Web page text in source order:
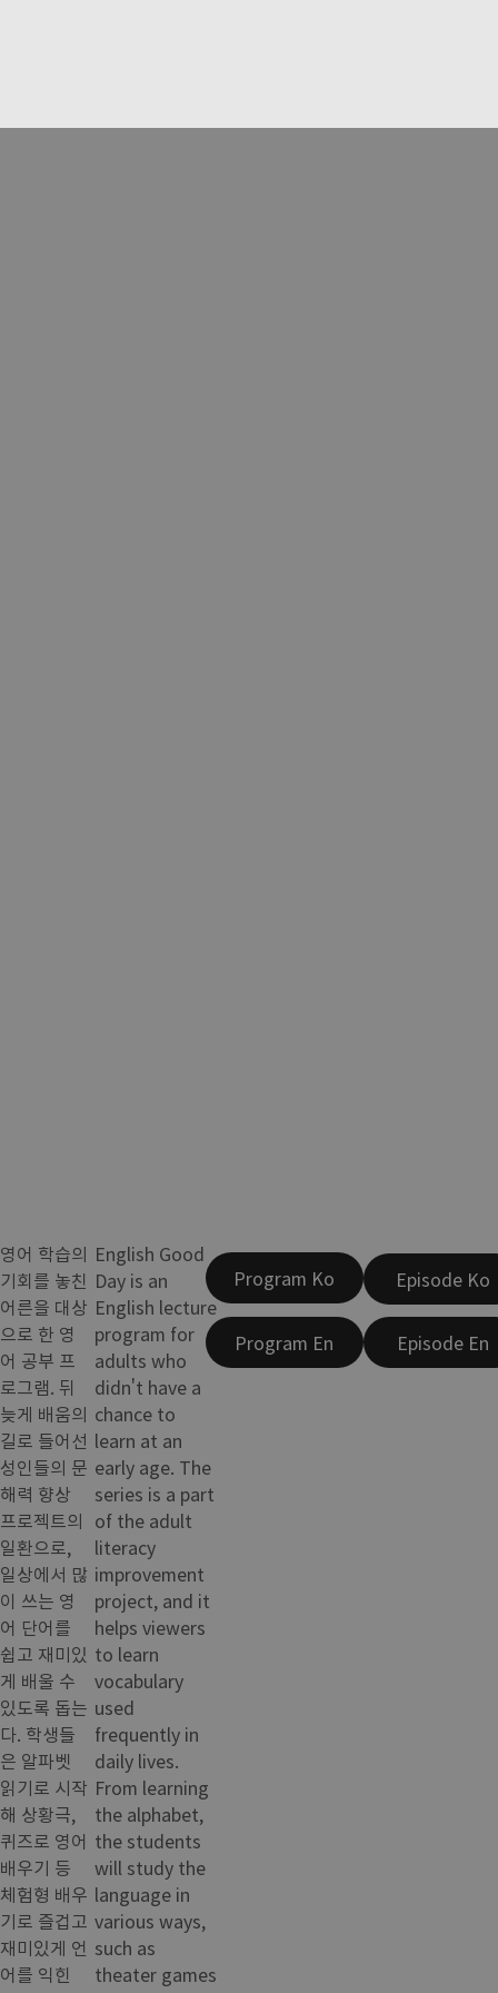
영어 학습의
기회를 놓친
어른을 대상
으로 한 영
어 공부 프
로그램. 뒤
늦게 배움의
길로 들어선
성인들의 문
해력 향상
프로젝트의
일환으로,
일상에서 많
이 쓰는 영
어 단어를
쉽고 재미있
게 배울 수
있도록 돕는
다. 학생들
은 알파벳
읽기로 시작
해 상황극,
퀴즈로 영어
배우기 등
체험형 배우
기로 즐겁고
재미있게 언
어를 익힌
English Good
Day is an
English lecture
program for
adults who
didn't have a
chance to
learn at an
early age. The
series is a part
of the adult
literacy
improvement
project, and it
helps viewers
to learn
vocabulary
used
frequently in
daily lives.
From learning
the alphabet,
the students
will study the
language in
various ways,
such as
theater games
Program Ko
Program En
Episode Ko
Episode En